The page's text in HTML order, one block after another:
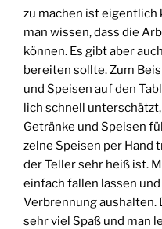
zu machen ist eigent­lich
man wis­sen, dass die
kön­nen. Es gibt aber
be­rei­ten soll­te. Zum
und Spei­sen auf den
lich schnell
Geträn­ke und Spei­sen
zel­ne Spei­sen per Hand
der Tel­ler sehr heiß ist.
ein­fach fal­len las­sen
Ver­bren­nung aus­hal­ten.
sehr viel Spaß und man